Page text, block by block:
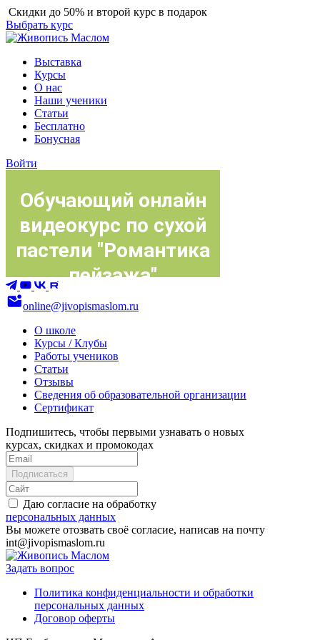
Скидки до 50% и второй курс в подарок
Выбрать курс
Выставка
Курсы
О нас
Наши ученики
Статьи
Бесплатно
Бонусная
Войти
online@jivopismaslom.ru
О школе
Курсы / Клубы
Работы учеников
Статьи
Отзывы
Сведения об образовательной организации
Сертификат
Подпишитесь, чтобы первыми узнавать о новых
курсах, скидках и промокодах
Даю согласие на обработку
персональных данных
Вы можете отозвать своё согласие, написав на почту
int@jivopismaslom.ru
Задать вопрос
Политика конфиденциальности и обработки
персональных данных
Договор оферты